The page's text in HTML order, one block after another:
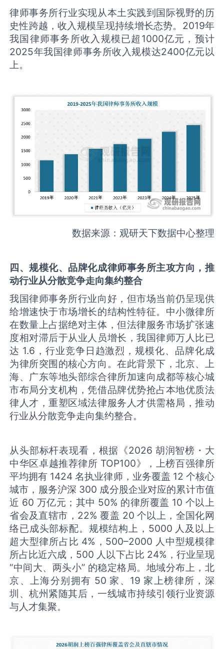
律师事务所行业实现从本土实践到国际视野的历
史性跨越，收入规模呈现持续增长态势。2019年
我国律师事务所收入规模已超1000亿元，预计
2025年我国律师事务所收入规模达2400亿元以
上。
数据来源：观研天下数据中心整理
四、规模化、品牌化成律师事务所主攻方向 ， 推
动行业从分散竞争走向集约整合
我国律师事务所行业向好，但市场当前仍呈现供
给增速快于市场增长的结构性特征。中小微律所
在数量上占据绝对主体，但法律服务市场扩张速
度相对滞后于从业人员增长，我国律师万人比已
达 1.6，行业竞争日趋激烈，规模化、品牌化成
为律所突围的核心方向。在此背景下，北京、上
海、广东等地头部综合律所加速向成都等核心城
市布局分支机构，凭借品牌优势抢占本地优质法
律人才，重塑区域法律服务人才供需格局，推动
行业从分散竞争走向集约整合。
从头部标杆表现看，根据《2026 胡润智榜・大
中华区卓越推荐律所 TOP100》，上榜百强律所
平均拥有 1424 名执业律师，业务覆盖 12 个核心
城市，服务沪深 300 成分股企业对应的累计市值
近 60 万亿元；其中 50% 的律所覆盖 10 个以上
省会及直辖市，22% 覆盖 20 个以上，全国化网
络已成头部标配。规模结构上，5000 人及以上
超大型律所占比 4%，500–2000 人中型规模律
所占比近六成，500 人以下占比 24%，行业呈现
“中间大、两头小” 的稳定格局。地域分布上，北
京、上海分别拥有 50 家、19 家上榜律所，深
圳、杭州紧随其后，一线城市持续引领行业资源
与人才集聚。